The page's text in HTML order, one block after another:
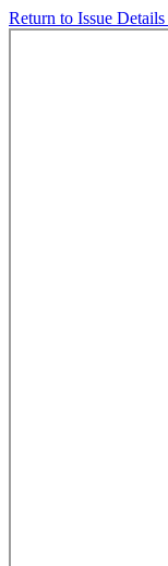
Return to Issue Details